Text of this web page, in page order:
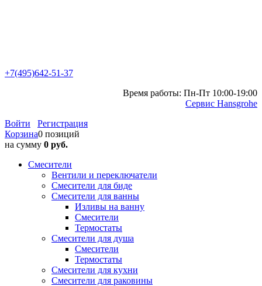
+7(495)642-51-37
Время работы: Пн-Пт 10:00-19:00
Сервис Hansgrohe
Войти
Регистрация
Корзина0 позиций
на сумму 0 руб.
Смесители
Вентили и переключатели
Смесители для биде
Смесители для ванны
Изливы на ванну
Смесители
Термостаты
Смесители для душа
Смесители
Термостаты
Смесители для кухни
Смесители для раковины